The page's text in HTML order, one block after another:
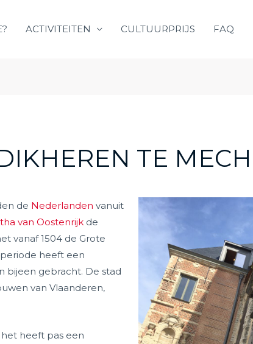
ACTIVITEITEN CULTUURPRIJS FAQ
TE
de Nederlanden vanuit
van Oostenrijk de
vanaf 1504 de Grote
heeft een
bijeen gebracht. De stad
van Vlaanderen,
heeft pas een